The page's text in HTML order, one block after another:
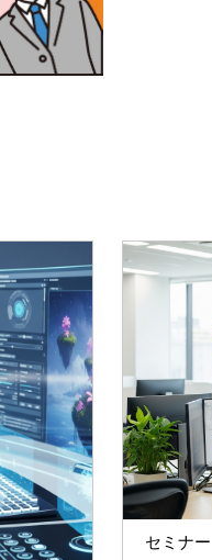
セミナー